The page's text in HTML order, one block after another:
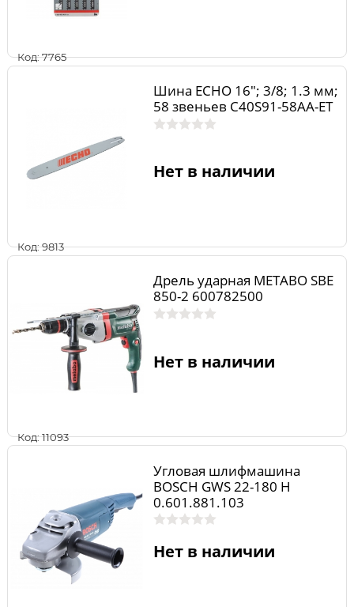
Код: 7765
Код: 9813
Шина ECHO 16"; 3/8; 1.3 мм;
58 звеньев C40S91-58AA-ET
Нет в наличии
Код: 11093
Дрель ударная METABO SBE
850-2 600782500
Нет в наличии
Угловая шлифмашина
BOSCH GWS 22-180 H
0.601.881.103
Нет в наличии